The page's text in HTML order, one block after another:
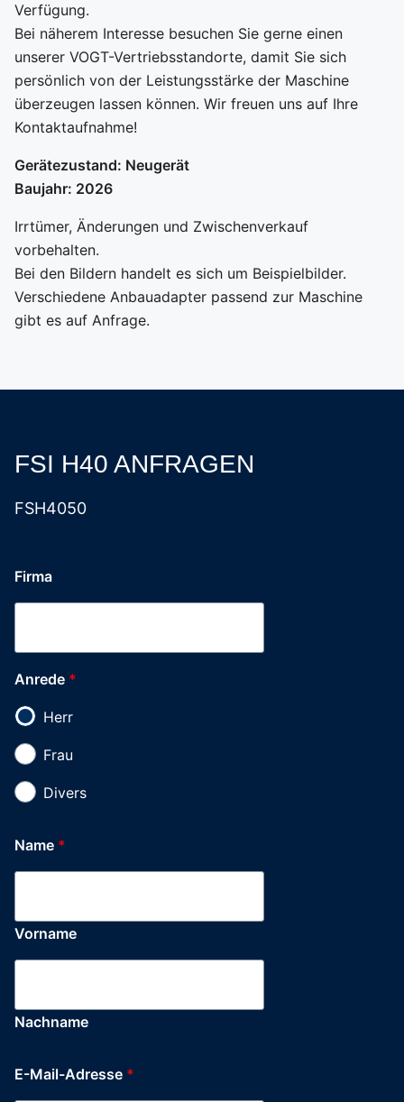
Verfügung.
Bei näherem Interesse besuchen Sie gerne einen
unserer VOGT-Vertriebsstandorte, damit Sie sich
persönlich von der Leistungsstärke der Maschine
überzeugen lassen können. Wir freuen uns auf Ihre
Kontaktaufnahme!
Gerätezustand: Neugerät
Baujahr: 2026
Irrtümer, Änderungen und Zwischenverkauf
vorbehalten.
Bei den Bildern handelt es sich um Beispielbilder.
Verschiedene Anbauadapter passend zur Maschine
gibt es auf Anfrage.
FSI H40 ANFRAGEN
FSH4050
Trägerfahrzeug
DSGVO-
Stadt
Firma
Anrede *
Herr
Frau
Divers
Name *
Vorname
Nachname
E-Mail-Adresse *